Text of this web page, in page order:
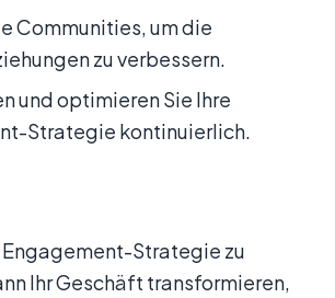
Communities, um die
zu verbessern.
und optimieren Sie Ihre
Strategie kontinuierlich.
Strategie zu
Ihr Geschäft transformieren,